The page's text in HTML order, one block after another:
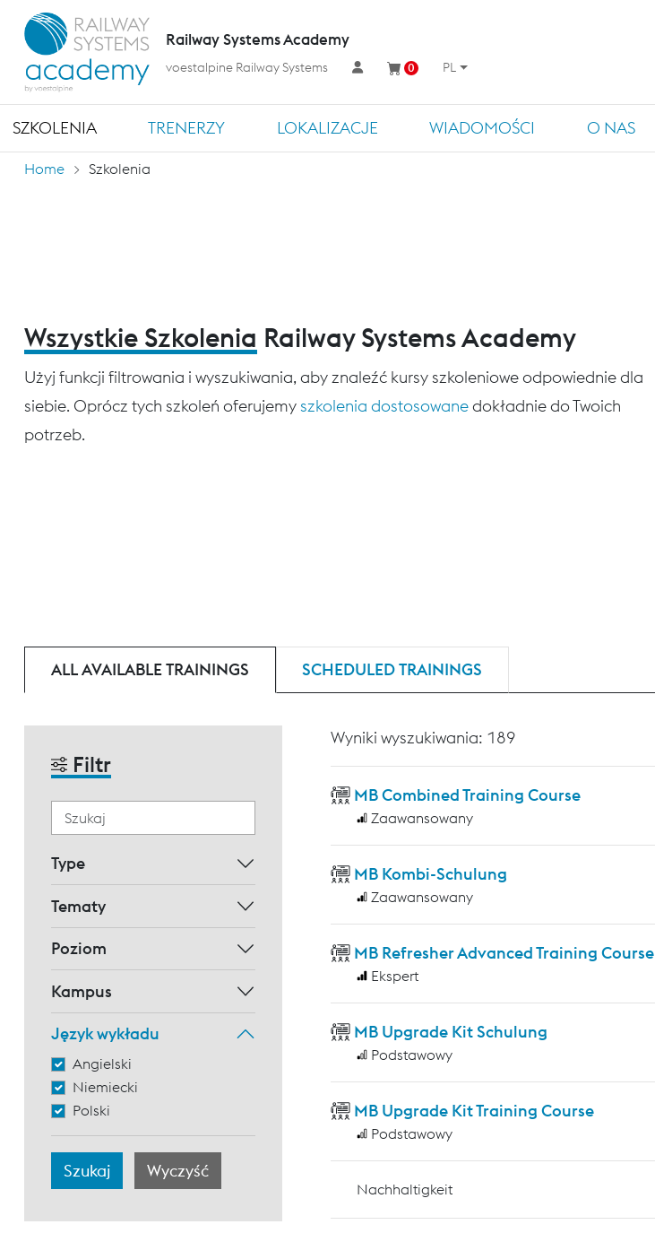
SZKOLENIA TRENERZY LOKALIZACJE WIADOMOŚCI O NAS
Railway Systems Academy
voestalpine Railway Systems 0 PL
Home Szkolenia
Wszystkie Szkolenia Railway Systems Academy
Użyj funkcji filtrowania i wyszukiwania, aby znaleźć kursy szkoleniowe odpowiednie dla
siebie. Oprócz tych szkoleń oferujemyszkolenia dostosowanedokładnie do Twoich
potrzeb.
ALL AVAILABLE TRAININGS SCHEDULED TRAININGS
Filtr
Type
Tematy
Poziom
Kampus
Język wykładu
Angielski
Niemiecki
Polski
Wyniki wyszukiwania: 189
MB Combined Training Course
Zaawansowany
MB Kombi-Schulung
Zaawansowany
MB Refresher Advanced Training Course
Ekspert
MB Upgrade Kit Schulung
Podstawowy
MB Upgrade Kit Training Course
Podstawowy
Nachhaltigkeit